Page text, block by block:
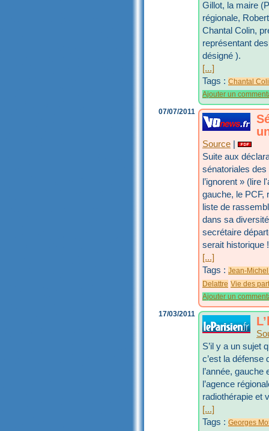
Gillot, la maire
régionale,
Chantal Colin,
représentant
désigné ).
[...]
Tags : Chantal
Ajouter un
07/07/2011
Source
Suite aux
sénatoriales
l’ignorent » (lire
gauche, le PCF,
liste de
dans sa
secrétaire
serait historique
[...]
Tags : Jean-
Delattre Vie des
Ajouter un
17/03/2011
S’il y a un sujet
c’est la défense
l’année,
l’agence
radiothérapie et
[...]
Tags : Georges